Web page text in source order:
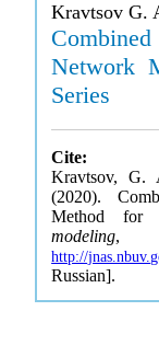
Kravtsov G.
Network
Series
Cite:
Kravtsov, G.
(2020).
Method for
modeling,
http://
Russian].